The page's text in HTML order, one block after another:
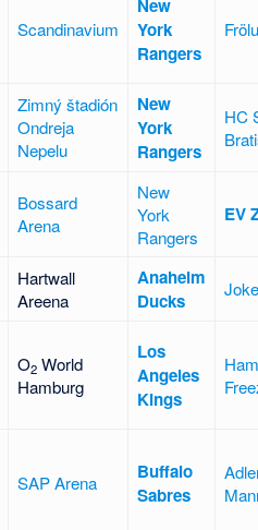
Scandinavium
New
York
Rangers
Zimný štadión
Ondreja
Nepelu
New
York
Rangers
HC
Bossard
Arena
New
York
Rangers
EV
Hartwall
Areena
Anaheim
Ducks
O2World
Hamburg
Los
Angeles
Kings
SAP Arena
Buffalo
Sabres